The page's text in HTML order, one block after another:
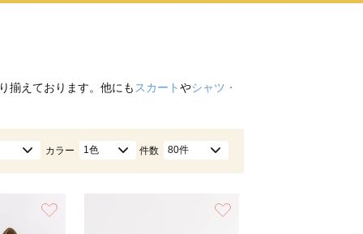
揃えております。他にも スカートやシャツ・
カラー 1色 件数 80件